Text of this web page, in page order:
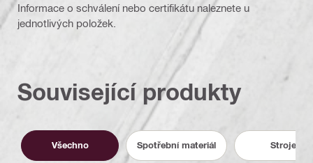
Informace o schválení nebo certifikátu naleznete u
jednotlivých položek.
Související produkty
Všechno Spotřební materiál Stroje